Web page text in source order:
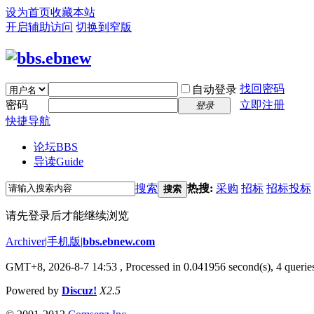
设为首页收藏本站
开启辅助访问 切换到窄版
自动登录 找回密码
密码
登录
立即注册
快捷导航
论坛BBS
导读Guide
搜索 搜索 热搜: 采购 招标 招标投标
请先登录后才能继续浏览
Archiver|手机版|bbs.ebnew.com
GMT+8, 2026-8-7 14:53 , Processed in 0.041956 second(s), 4
Powered by Discuz! X2.5